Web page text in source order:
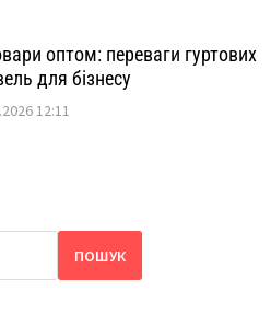
оптом: переваги гуртових
для бізнесу
12:11
ПОШУК